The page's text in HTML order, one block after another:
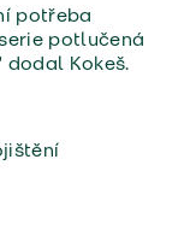
potřeba
potlučená
Kokeš.